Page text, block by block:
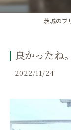
茨城のブ
良かったね。
2022/11/24